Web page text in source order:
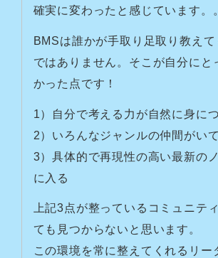
確実に変わったと感じています。。
BMSは誰かが手取り足取り教え
ではありません。そこが自分にと
かった点です！
1）自分で考える力が自然に身につ
2）いろんなジャンルの仲間がい
3）具体的で再現性の高い最新の
に入る
上記3点が整っているコミュニテ
ても見つからないと思います。
この環境を常に整えてくれるリー